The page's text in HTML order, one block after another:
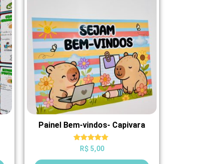
Painel Bem-vindos- Capivara
Avaliação
5.00
de 5
R$ 5,00